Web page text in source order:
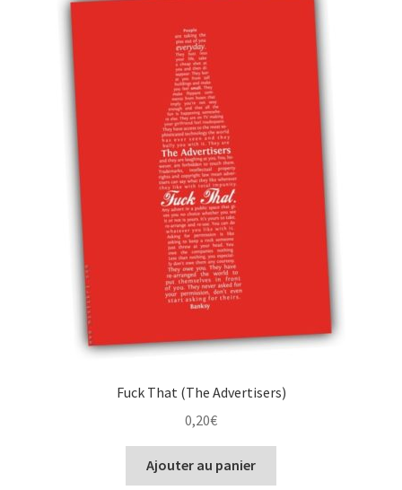
Fuck That (The Advertisers)
0,20€
Ajouter au panier